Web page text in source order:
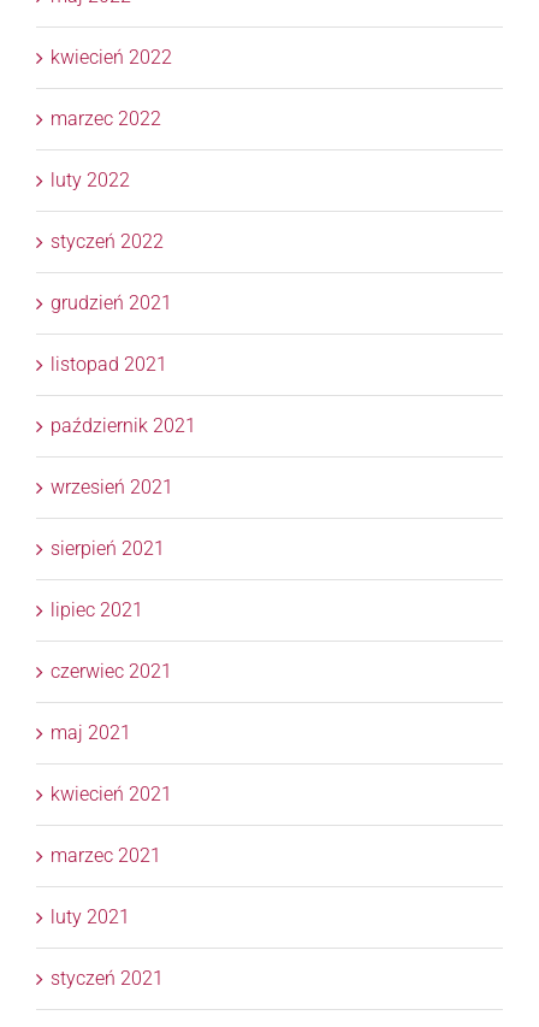
kwiecień 2022
marzec 2022
luty 2022
styczeń 2022
grudzień 2021
listopad 2021
październik 2021
wrzesień 2021
sierpień 2021
lipiec 2021
czerwiec 2021
maj 2021
kwiecień 2021
marzec 2021
luty 2021
styczeń 2021